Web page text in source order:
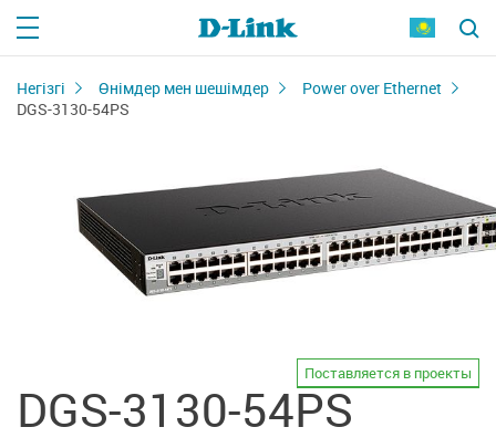
Негізгі Өнімдер мен шешімдер
Power over Ethernet
DGS-3130-54PS
DGS-3130-54PS
Поставляется в проекты